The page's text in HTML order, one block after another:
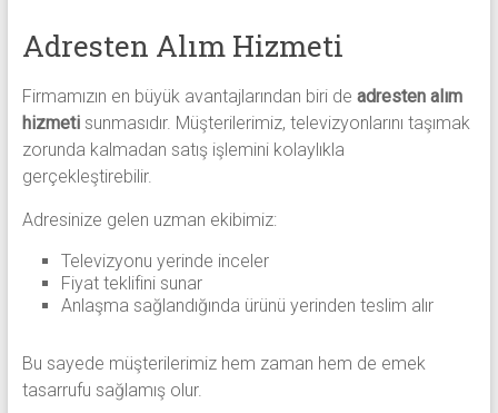
Adresten Alım Hizmeti
Firmamızın en büyük avantajlarından biri de adresten alım
hizmetisunmasıdır. Müşterilerimiz, televizyonlarını taşımak
zorunda kalmadan satış işlemini kolaylıkla
gerçekleştirebilir.
Adresinize gelen uzman ekibimiz:
Televizyonu yerinde inceler
Fiyat teklifini sunar
Anlaşma sağlandığında ürünü yerinden teslim alır
Bu sayede müşterilerimiz hem zaman hem de emek
tasarrufu sağlamış olur.